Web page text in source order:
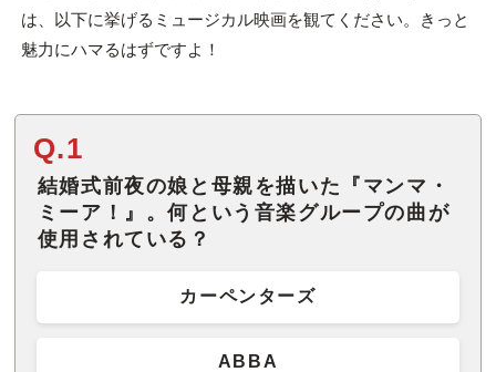
は、以下に挙げるミュージカル映画を観てください。きっと
魅力にハマるはずですよ！
Q.1
結婚式前夜の娘と母親を描いた『マンマ・
ミーア！』。何という音楽グループの曲が
使用されている？
カーペンターズ
ABBA